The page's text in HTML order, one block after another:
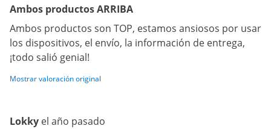
Ambos productos ARRIBA
Ambos productos son TOP, estamos ansiosos por usar
los dispositivos, el envío, la información de entrega,
¡todo salió genial!
Mostrar valoración original
Lokky el año pasado